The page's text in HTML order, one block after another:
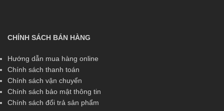
CHÍNH SÁCH BÁN HÀNG
Hướng dẫn mua hàng online
Chính sách thanh toán
Chính sách vận chuyển
Chính sách bảo mật thông tin
Chính sách đổi trả sản phẩm